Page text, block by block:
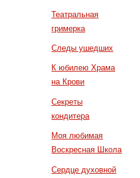
Театральная
гримерка
Следы ушедших
К юбилею Храма
на Крови
Секреты
кондитера
Моя любимая
Воскресная Школа
Сердце духовной